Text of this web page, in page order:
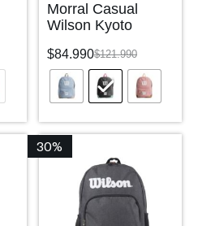
Morral Casual
Wilson Kyoto
$121.990
$84.990
30%